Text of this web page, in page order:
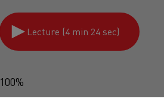
Lecture (4 min 24 sec)
100%